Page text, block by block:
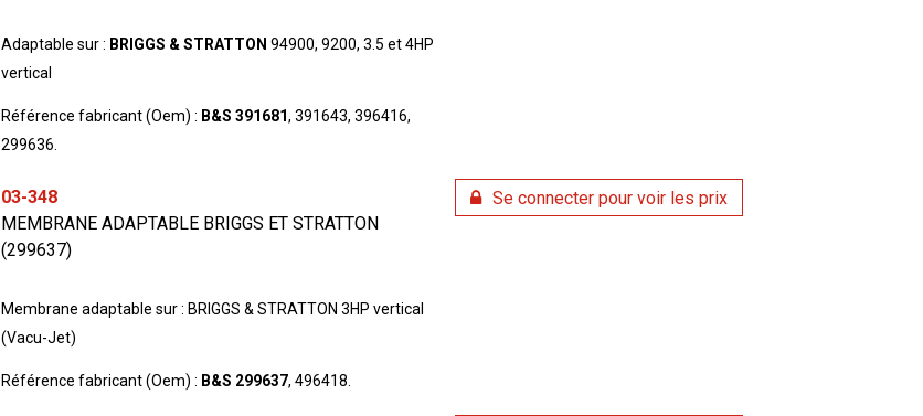
Adaptable sur : BRIGGS & STRATTON 94900, 9200, 3.5 et 4HP
vertical
Référence fabricant (Oem) : B&S 391681, 391643, 396416,
299636.
03-348
MEMBRANE ADAPTABLE BRIGGS ET STRATTON
(299637)
Membrane adaptable sur : BRIGGS & STRATTON 3HP vertical
(Vacu-Jet)
Référence fabricant (Oem) : B&S 299637, 496418.
Se connecter pour voir les prix